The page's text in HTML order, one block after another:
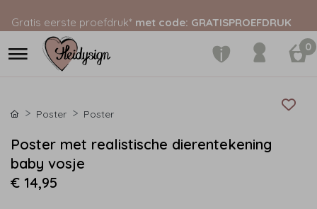
Gratis eerste proefdruk* met code: GRATISPROEFDRUK
0
Poster Poster
Poster met realistische dierentekening
baby vosje
€ 14,95